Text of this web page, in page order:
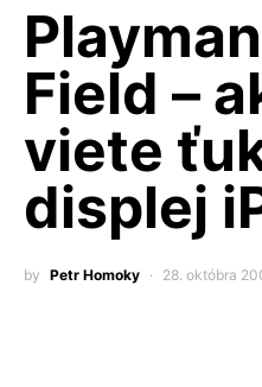
Field –
viete
displej
by Petr Homoky 28. októbra